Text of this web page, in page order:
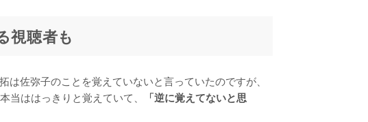
視聴者も
拓は佐弥子のことを覚えていないと言っていたのですが、
当ははっきりと覚えていて、
「逆に覚えてないと思